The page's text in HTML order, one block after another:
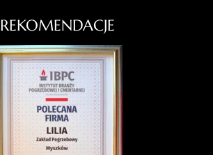
REKOMENDACJE